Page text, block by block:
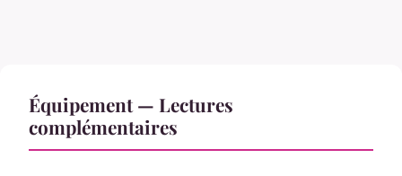
Équipement — Lectures
complémentaires